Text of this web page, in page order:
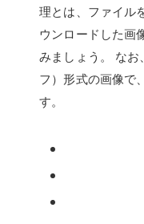
理とは、ファイル
ウンロードした画
みましょう。 なお
フ）形式の画像で
す。